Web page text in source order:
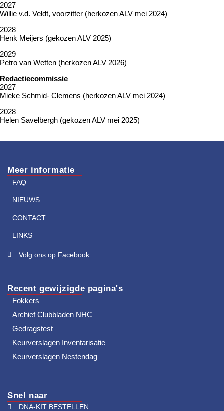
2027
Willie v.d. Veldt, voorzitter (herkozen ALV mei 2024)
2028
Henk Meijers (gekozen ALV 2025)
2029
Petro van Wetten (herkozen ALV 2026)
Redactiecommissie
2027
Mieke Schmid- Clemens (herkozen ALV mei 2024)
2028
Helen Savelbergh (gekozen ALV mei 2025)
Meer informatie
FAQ
NIEUWS
CONTACT
LINKS
Volg ons op Facebook
Recent gewijzigde pagina's
Fokkers
Archief Clubbladen NHC
Gedragstest
Keurverslagen Inventarisatie
Keurverslagen Nestendag
Snel naar
DNA-KIT BESTELLEN